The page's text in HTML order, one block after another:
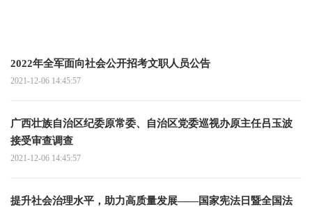
2022年全军面向社会公开招考文职人员公告
2021-12-06 14:45:57
广西壮族自治区纪委原常委、自治区党委巡视办原主任吕玉波
接受审查调查
2021-12-06 14:45:57
提升社会治理水平，助力高质量发展——国家宪法日暨全国法